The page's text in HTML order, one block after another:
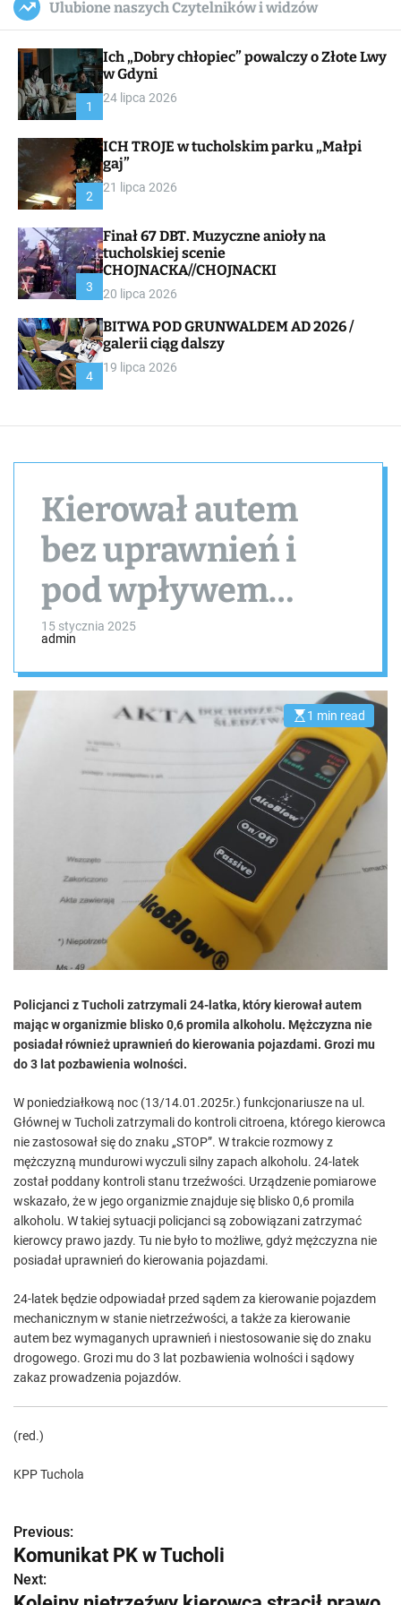
c
a
a
s
W
i
e
l
c
Ulubione naszych Czytelników i widzów
1
Ich „Dobry chłopiec” powalczy o Złote Lwy
w Gdyni
24 lipca 2026
2
ICH TROJE w tucholskim parku „Małpi
gaj”
21 lipca 2026
3
Finał 67 DBT. Muzyczne anioły na
tucholskiej scenie
CHOJNACKA//CHOJNACKI
20 lipca 2026
4
BITWA POD GRUNWALDEM AD 2026 /
galerii ciąg dalszy
19 lipca 2026
Kierował autem
bez uprawnień i
pod wpływem
alkoholu
15 stycznia 2025
admin
E
t
i
m
a
t
e
d
e
a
1 min read
Policjanci z Tucholi zatrzymali 24-latka, który kierował autem
mając w organizmie blisko 0,6 promila alkoholu. Mężczyzna nie
posiadał również uprawnień do kierowania pojazdami. Grozi mu
do 3 lat pozbawienia wolności.
W poniedziałkową noc (13/14.01.2025r.) funkcjonariusze na ul.
Głównej w Tucholi zatrzymali do kontroli citroena, którego kierowca
nie zastosował się do znaku „STOP”. W trakcie rozmowy z
mężczyzną mundurowi wyczuli silny zapach alkoholu. 24-latek
został poddany kontroli stanu trzeźwości. Urządzenie pomiarowe
wskazało, że w jego organizmie znajduje się blisko 0,6 promila
alkoholu. W takiej sytuacji policjanci są zobowiązani zatrzymać
kierowcy prawo jazdy. Tu nie było to możliwe, gdyż mężczyzna nie
posiadał uprawnień do kierowania pojazdami.
24-latek będzie odpowiadał przed sądem za kierowanie pojazdem
mechanicznym w stanie nietrzeźwości, a także za kierowanie
autem bez wymaganych uprawnień i niestosowanie się do znaku
drogowego. Grozi mu do 3 lat pozbawienia wolności i sądowy
zakaz prowadzenia pojazdów.
(red.)
KPP Tuchola
Z
o
Previous:
Komunikat PK w Tucholi
Next: